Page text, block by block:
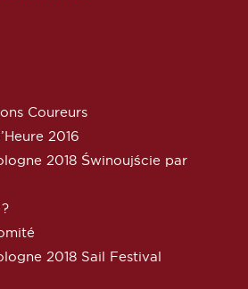
Coureurs
2016
2018 Świnoujście par
2018 Sail Festival